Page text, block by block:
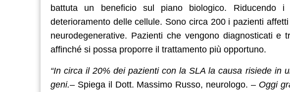
battuta un beneficio sul piano biologico. Riducendo
deterioramento delle cellule. Sono circa 200 i pazienti
neurodegenerative. Pazienti che vengono diagnosticati e
affinché si possa proporre il trattamento più opportuno.
“In circa il 20% dei pazienti con la SLA la causa risiede in
geni.– Spiega il Dott. Massimo Russo, neurologo. – Oggi